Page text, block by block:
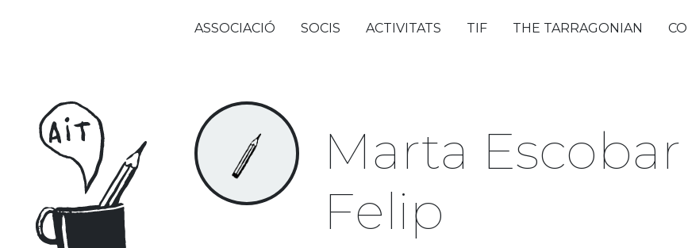
ASSOCIACIÓ SOCIS ACTIVITATS TIF THE TARRAGONIAN
Marta Escobar
Felip